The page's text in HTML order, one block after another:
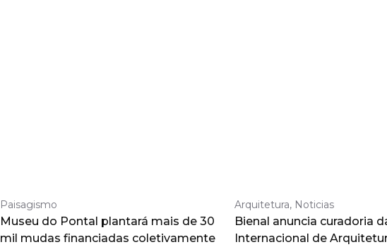
Paisagismo
Museu do Pontal plantará mais de 30
mil mudas financiadas coletivamente
Arquitetura, Noticias
Bienal anuncia curadoria
Internacional de